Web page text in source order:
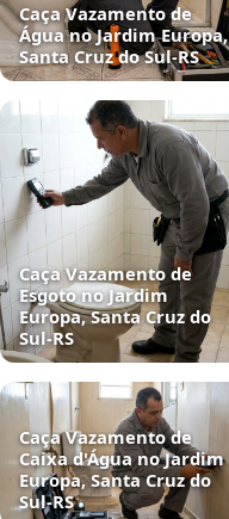
Caça Vazamento de
Água no Jardim Europa,
Santa Cruz do Sul‑RS
Caça Vazamento de
Esgoto no Jardim
Europa, Santa Cruz do
Sul‑RS
Caça Vazamento de
Caixa d'Água no Jardim
Europa, Santa Cruz do
Sul‑RS